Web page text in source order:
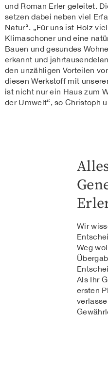
und Roman Erler geleitet.
setzen dabei neben viel
Natur“. „Für uns ist Holz
Klimaschoner und eine
Bauen und gesundes
erkannt und
den unzähligen Vorteilen
diesen Werkstoff mit
ist nicht nur ein Haus zum
der Umwelt“, so Christoph
Wir
Weg
Als Ihr
ersten